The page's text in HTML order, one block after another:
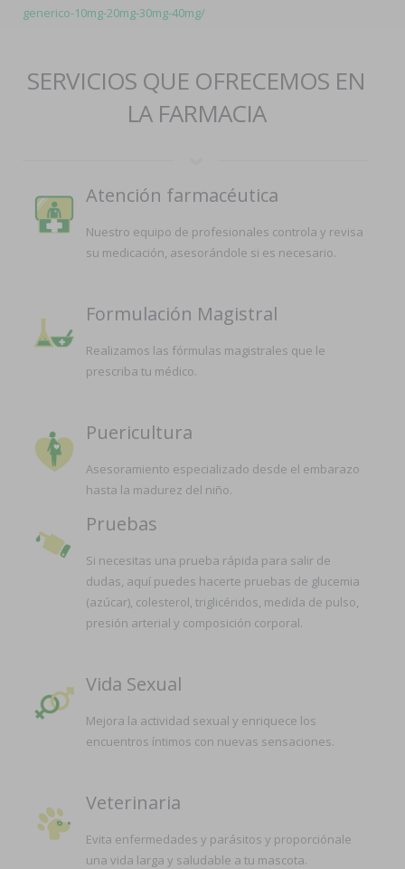
generico-10mg-20mg-30mg-40mg/
SERVICIOS QUE OFRECEMOS EN
LA FARMACIA
Atención farmacéutica
Nuestro equipo de profesionales controla y revisa
su medicación, asesorándole si es necesario.
Formulación Magistral
Realizamos las fórmulas magistrales que le
prescriba tu médico.
Puericultura
Asesoramiento especializado desde el embarazo
hasta la madurez del niño.
Pruebas
Si necesitas una prueba rápida para salir de
dudas, aquí puedes hacerte pruebas de glucemia
(azúcar), colesterol, triglicéridos, medida de pulso,
presión arterial y composición corporal.
Vida Sexual
Mejora la actividad sexual y enriquece los
encuentros íntimos con nuevas sensaciones.
Veterinaria
Evita enfermedades y parásitos y proporciónale
una vida larga y saludable a tu mascota.